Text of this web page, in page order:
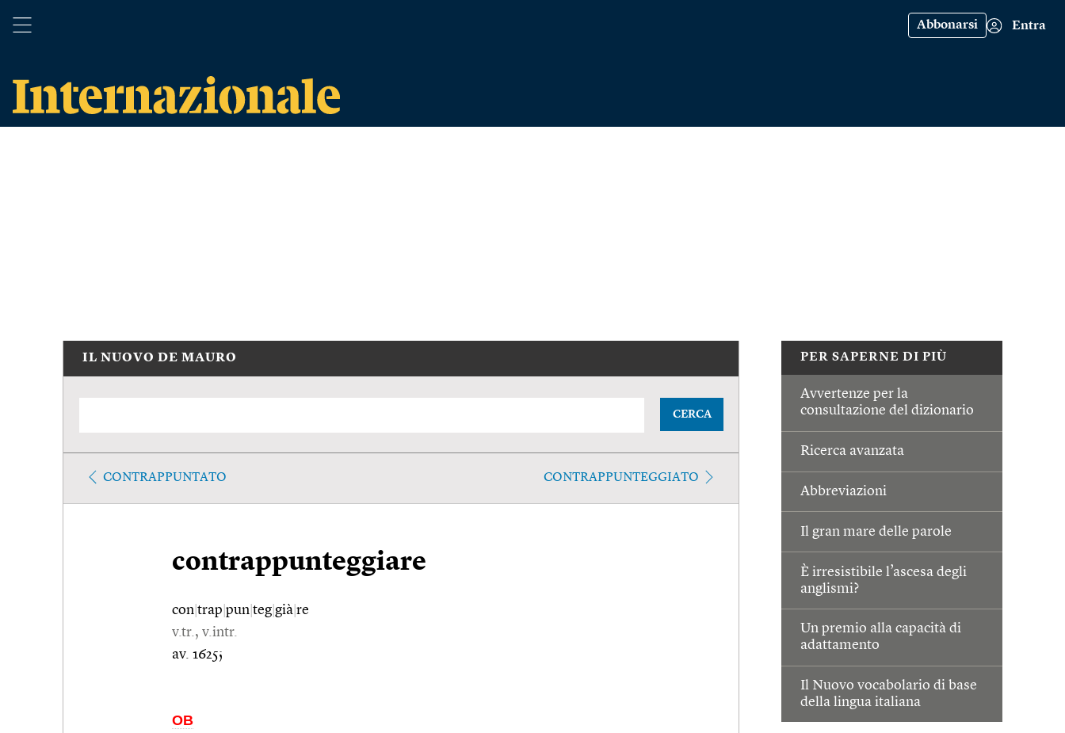
Abbonarsi Entra
PER SAPERNE DI PIÙ
Avvertenze per la
consultazione del dizionario
Ricerca avanzata
Abbreviazioni
Il gran mare delle parole
È irresistibile l’ascesa degli
anglismi?
Un premio alla capacità di
adattamento
Il Nuovo vocabolario di base
della lingua italiana
IL NUOVO DE MAURO
CERCA
CONTRAPPUNTATO CONTRAPPUNTEGGIATO
contrappunteggiare
con trap pun teg già re
v.tr., v.intr.
av. 1625;
OB